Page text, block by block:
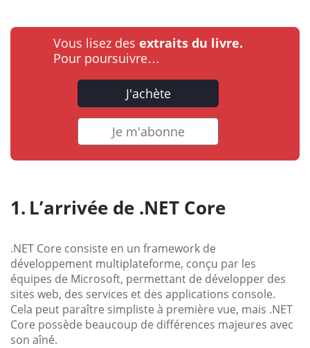
Vous lisez des extraits du livre.
Pour poursuivre…
J'achète
Je m'abonne
L’arrivée de .NET Core
.NET Core consiste en un framework de
développement multiplateforme, conçu par les
équipes de Microsoft, permettant de développer des
sites web, des services et des applications console.
Cela peut paraître simpliste à première vue, mais .NET
Core possède beaucoup de différences majeures avec
son aîné.